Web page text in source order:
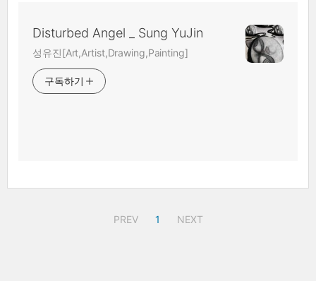
Disturbed Angel _ Sung YuJin
성유진[Art,Artist,Drawing,Painting]
구독하기
PREV 1 NEXT